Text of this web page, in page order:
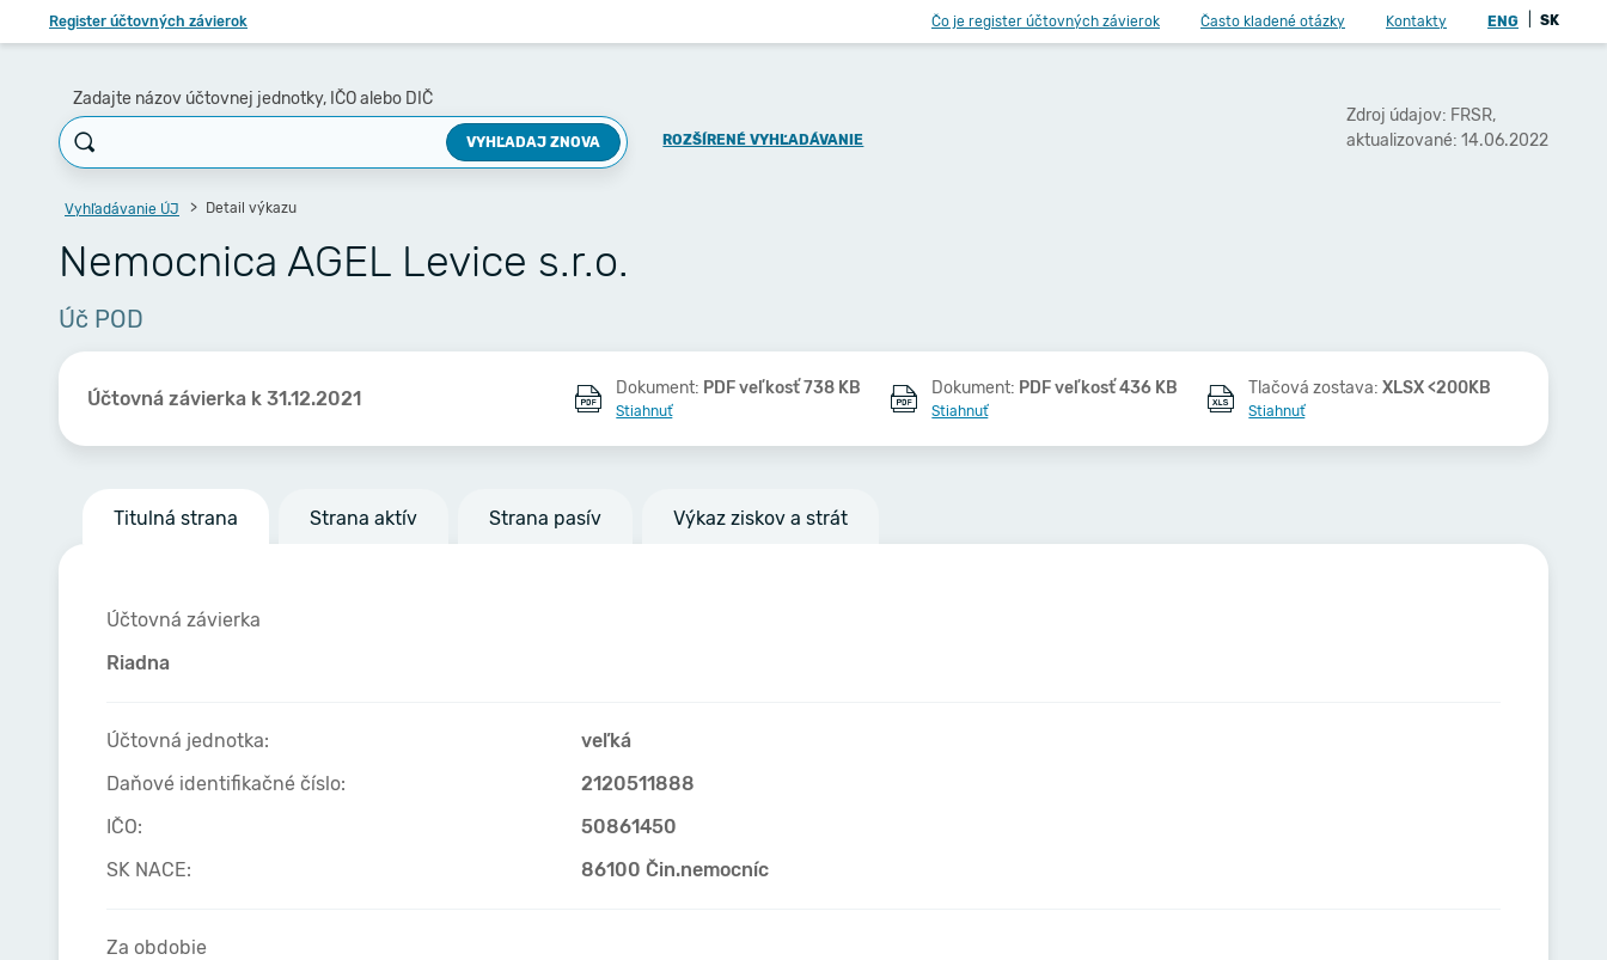
Register účtovných závierok Čo je register účtovných závierok Často kladené otázky Kontakty ENG SK
Zadajte názov účtovnej jednotky, IČO alebo DIČ
VYHĽADAJ ZNOVA ROZŠÍRENÉ VYHĽADÁVANIE
Zdroj údajov: FRSR,
aktualizované: 14.06.2022
Vyhľadávanie ÚJ Detail výkazu
Nemocnica AGEL Levice s.r.o.
Úč POD
Účtovná závierka k 31.12.2021 Dokument: PDF veľkosť 738 KB
Stiahnuť
Dokument: PDF veľkosť 436 KB
Stiahnuť
Tlačová zostava:XLSX <200KB
Stiahnuť
Titulná strana Strana aktív Strana pasív Výkaz ziskov a strát
Účtovná závierka
Riadna
Účtovná jednotka:
veľká
Daňové identifikačné číslo:
2120511888
IČO:
50861450
SK NACE:
86100 Čin.nemocníc
Za obdobie